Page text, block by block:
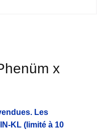
x
Les
KL (limité à 10